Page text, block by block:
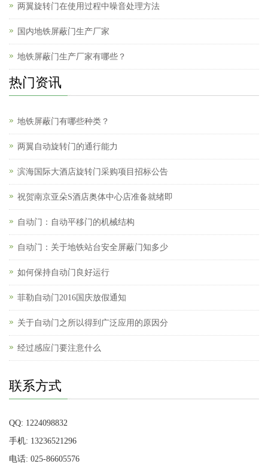
两翼旋转门在使用过程中噪音处理方法
国内地铁屏蔽门生产厂家
地铁屏蔽门生产厂家有哪些？
热门资讯
地铁屏蔽门有哪些种类？
两翼自动旋转门的通行能力
滨海国际大酒店旋转门采购项目招标公告
祝贺南京亚朵S酒店奥体中心店准备就绪即
自动门：自动平移门的机械结构
自动门：关于地铁站台安全屏蔽门知多少
如何保持自动门良好运行
菲勒自动门2016国庆放假通知
关于自动门之所以得到广泛应用的原因分
经过感应门要注意什么
联系方式
QQ: 1224098832
手机: 13236521296
电话: 025-86605576